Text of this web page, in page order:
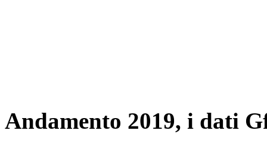
Andamento 2019, i dati